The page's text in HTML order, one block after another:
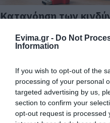
Evima.gr - Do Not
Information
If you wish to opt-out of the
processing of your personal
targeted advertising by us,
section to confirm your
opt-out request is processed
Κατανόηση των
26.04.2026 | 10:40